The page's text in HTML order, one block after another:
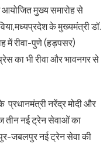
मुख्य समारोह से
के मुख्यमंत्री डॉ.
में रीवा-पुणे (हड़पसर)
का भी रीवा और भावनगर से
प्रधानमंत्री नरेंद्र मोदी और
तीन नई ट्रेन सेवाओं का
जबलपुर नई ट्रेन सेवा की